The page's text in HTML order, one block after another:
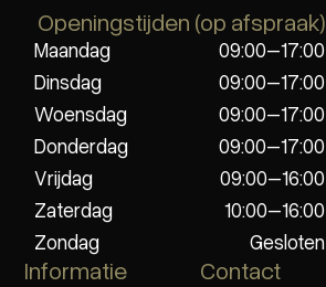
Openingstijden (op afspraak)
Maandag
09:00–17:00
Dinsdag
09:00–17:00
Woensdag
09:00–17:00
Donderdag
09:00–17:00
Vrijdag
09:00–16:00
Zaterdag
10:00–16:00
Zondag
Gesloten
Informatie Contact